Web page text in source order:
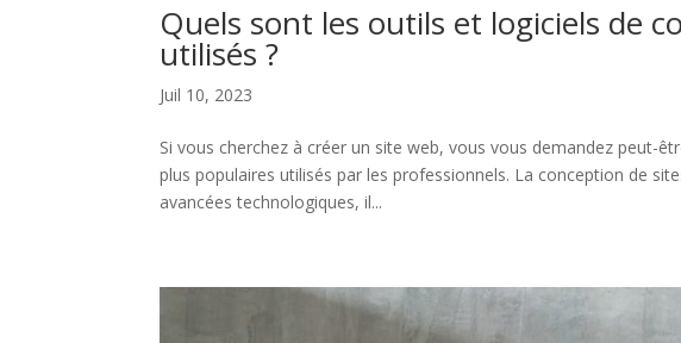
Quels sont les outils et logiciels de
utilisés ?
Juil 10, 2023
Si vous cherchez à créer un site web, vous vous demandez peut-
plus populaires utilisés par les professionnels. La conception de
avancées technologiques, il...